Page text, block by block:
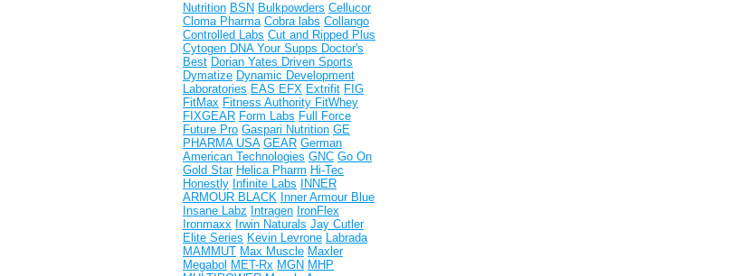
Nutrition BSN Bulkpowders Cellucor
Cloma Pharma Cobra labs Collango
Controlled Labs Cut and Ripped Plus
Cytogen DNA Your Supps Doctor's
Best Dorian Yates Driven Sports
Dymatize Dynamic Development
Laboratories EAS EFX Extrifit FIG
FitMax Fitness Authority FitWhey
FIXGEAR Form Labs Full Force
Future Pro Gaspari Nutrition GE
PHARMA USA GEAR German
American Technologies GNC Go On
Gold Star Helica Pharm Hi-Tec
Honestly Infinite Labs
INNER
ARMOUR BLACK Inner Armour Blue
Insane Labz Intragen IronFlex
Ironmaxx Irwin Naturals Jay Cutler
Elite Series Kevin Levrone Labrada
MAMMUT Max Muscle Maxler
Megabol MET-Rx MGN MHP